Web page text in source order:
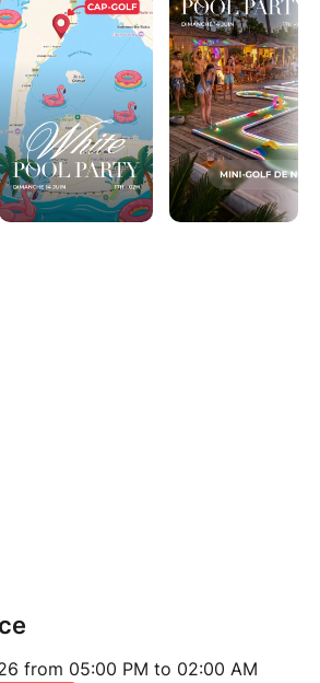
from 05:00 PM to 02:00 AM